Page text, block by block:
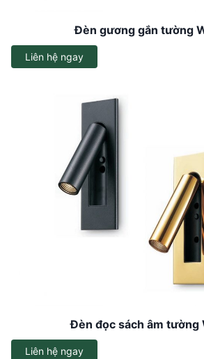
Đèn gương gắn tường
Liên hệ ngay
Đèn đọc sách âm tường
Liên hệ ngay